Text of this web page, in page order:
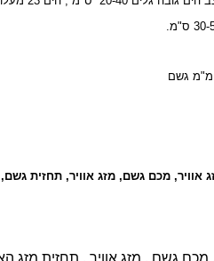
אוויר, מכם גשם, מזג אוויר, תחזית
גשם , מזג אוויר . תחזית מזג